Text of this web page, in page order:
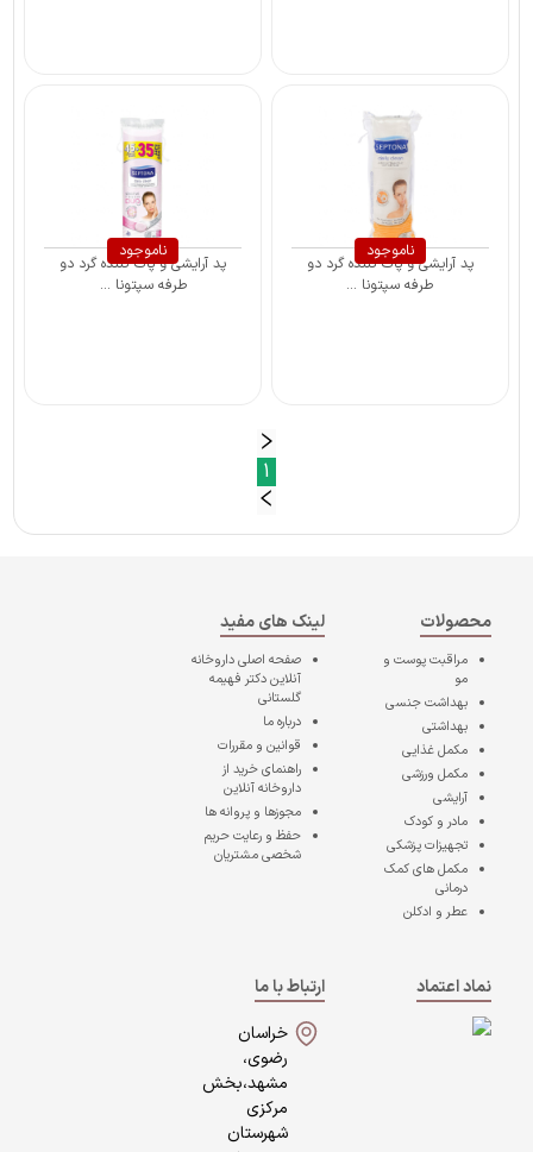
ناموجود
پد آرایشی و پاک کننده گرد دو
طرفه سپتونا ...
ناموجود
پد آرایشی و پاک کننده گرد دو
طرفه سپتونا ...
1
محصولات
مراقبت پوست و
مو
بهداشت جنسی
بهداشتی
مکمل غذایی
مکمل ورزشی
آرایشی
مادر و کودک
تجهیزات پزشکی
مکمل های کمک
درمانی
عطر و ادکلن
لینک های مفید
صفحه اصلیداروخانه
آنلاین دکتر فهیمه
گلستانی
درباره ما
قوانین و مقررات
راهنمای خرید از
داروخانه آنلاین
مجوزها و پروانه ها
حفظ و رعایت حریم
شخصی مشتریان
نماد اعتماد
ارتباط با ما
خراسان
رضوی،
مشهد،بخش
مرکزی
شهرستان